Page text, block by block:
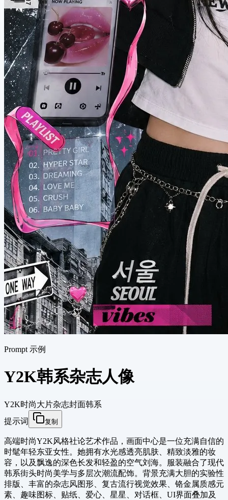
Prompt 示例
Y2K韩系杂志人像
Y2K时尚大片杂志封面韩系
提示词
复制
高端时尚Y2K风格社论艺术作品，画面中心是一位充满自信的
时髦年轻东亚女性。她拥有水光感透亮肌肤、精致淡雅的妆
容，以及飘逸的深色长发和轻盈的空气刘海。服装融合了现代
韩系街头时尚美学与多层次潮流配饰。背景充满大胆的实验性
排版、丰富的杂志风图形、复古流行视觉效果、铬金属质感元
素、趣味图标、贴纸、爱心、星星、对话框、UI界面叠加及